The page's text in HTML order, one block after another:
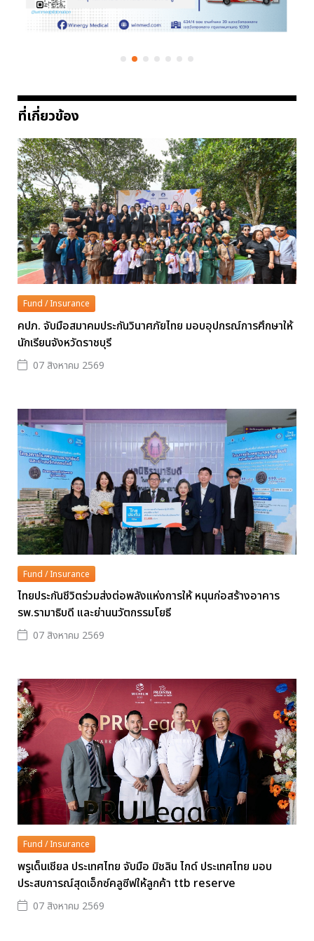
ที่เกี่ยวข้อง
Fund / Insurance
คปภ. จับมือสมาคมประกันวินาศภัยไทย มอบอุปกรณ์การศึกษาให้
นักเรียนจังหวัดราชบุรี
07 สิงหาคม 2569
Fund / Insurance
ไทยประกันชีวิตร่วมส่งต่อพลังแห่งการให้ หนุนก่อสร้างอาคาร
รพ.รามาธิบดี และย่านนวัตกรรมโยธี
07 สิงหาคม 2569
Fund / Insurance
พรูเด็นเชียล ประเทศไทย จับมือ มิชลิน ไกด์ ประเทศไทย มอบ
ประสบการณ์สุดเอ็กซ์คลูซีฟให้ลูกค้า ttb reserve
07 สิงหาคม 2569